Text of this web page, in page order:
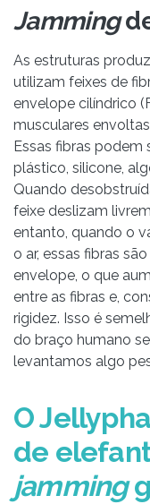
Jamming
As estruturas
utilizam feixes de
envelope cilíndrico
musculares
Essas fibras
plástico, silicone,
Quando
feixe deslizam
entanto, quando o
o ar, essas fibras
envelope, o que
entre as fibras e,
rigidez. Isso é
do braço humano
levantamos algo
O
de
jamming